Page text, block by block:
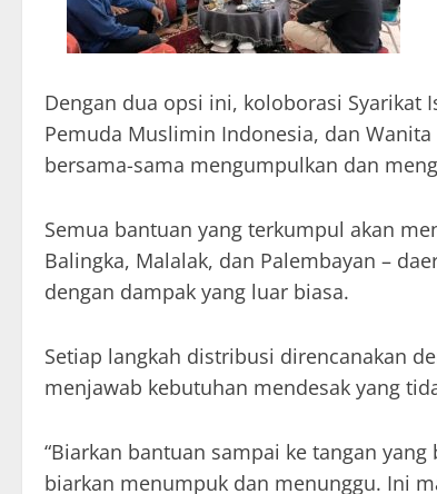
Dengan dua opsi ini, koloborasi Syarikat
Pemuda Muslimin Indonesia, dan
bersama-sama mengumpulkan dan
Semua bantuan yang terkumpul akan
Balingka, Malalak, dan Palembayan –
dengan dampak yang luar biasa.
Setiap langkah distribusi direncanakan
menjawab kebutuhan mendesak yang
“Biarkan bantuan sampai ke tangan
biarkan menumpuk dan menunggu. Ini